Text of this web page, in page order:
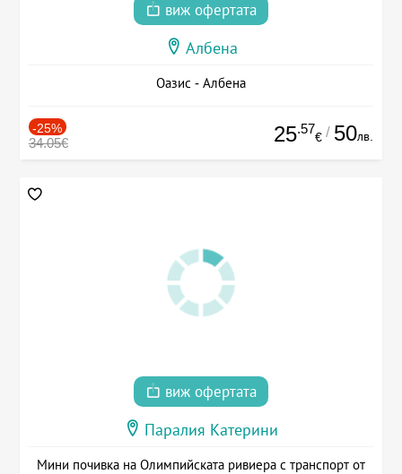
виж офертата
Албена
Оазис - Албена
-25%
34.05€ 25.57
€ / 50лв.
виж офертата
Паралия Катерини
Мини почивка на Олимпийската ривиера с транспорт от